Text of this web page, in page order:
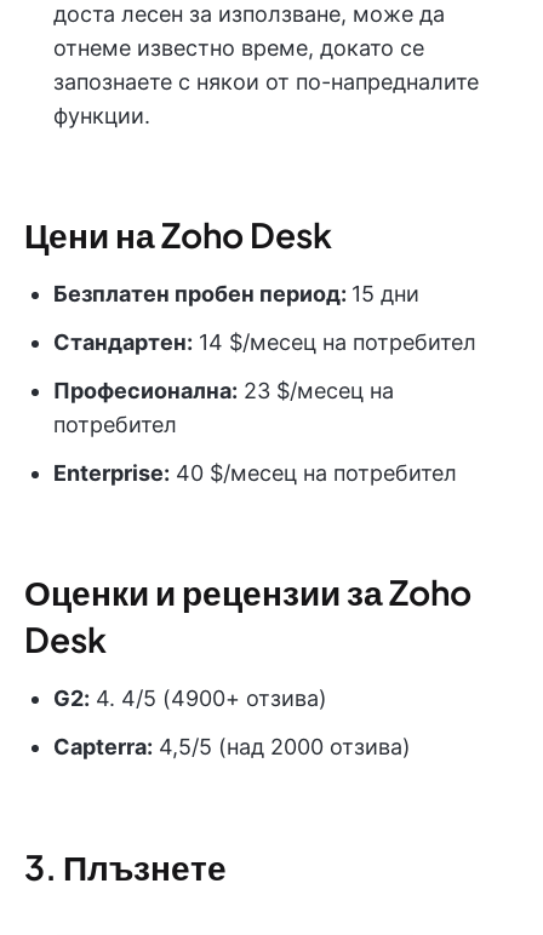
доста лесен за използване, може да
отнеме известно време, докато се
запознаете с някои от по-напредналите
функции.
Цени на Zoho Desk
Безплатен пробен период: 15 дни
Стандартен: 14 $/месец на потребител
Професионална: 23 $/месец на
потребител
Enterprise: 40 $/месец на потребител
Оценки и рецензии за Zoho
Desk
G2: 4. 4/5 (4900+ отзива)
Capterra: 4,5/5 (над 2000 отзива)
3. Плъзнете